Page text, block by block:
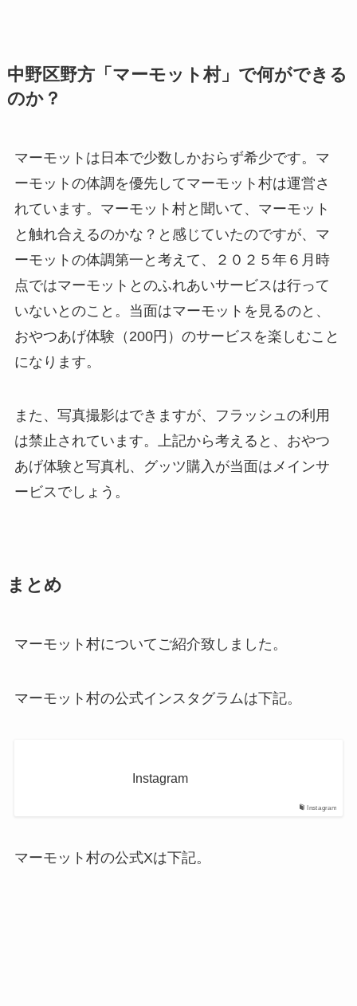
中野区野方「マーモット村」で何ができる
のか？
マーモットは日本で少数しかおらず希少です。マ
ーモットの体調を優先してマーモット村は運営さ
れています。マーモット村と聞いて、マーモット
と触れ合えるのかな？と感じていたのですが、マ
ーモットの体調第一と考えて、２０２５年６月時
点ではマーモットとのふれあいサービスは行って
いないとのこと。当面はマーモットを見るのと、
おやつあげ体験（200円）のサービスを楽しむこと
になります。
また、写真撮影はできますが、フラッシュの利用
は禁止されています。上記から考えると、おやつ
あげ体験と写真札、グッツ購入が当面はメインサ
ービスでしょう。
まとめ
マーモット村についてご紹介致しました。
マーモット村の公式インスタグラムは下記。
Instagram
Instagram
マーモット村の公式Xは下記。